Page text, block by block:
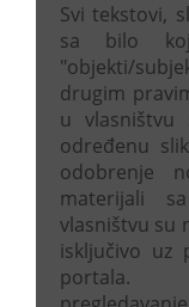
Svi tekstovi,
sa bilo
"objekti/
drugim
u
određenu
odobrenje
materijali
vlasništvu su
isključivo uz
portala.